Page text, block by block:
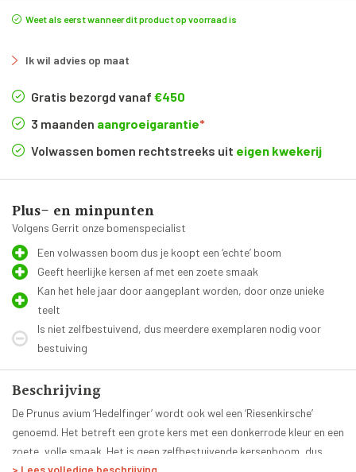
Weet als eerst wanneer dit product op voorraad is
Ik wil advies op maat
Gratis bezorgd vanaf €450
3 maanden aangroeigarantie*
Volwassen bomen rechtstreeks uit eigen kwekerij
Plus- en minpunten
Volgens Gerrit onze bomenspecialist
Een volwassen boom dus je koopt een ‘echte’ boom
Geeft heerlijke kersen af met een zoete smaak
Kan het hele jaar door aangeplant worden, door onze unieke
teelt
Is niet zelfbestuivend, dus meerdere exemplaren nodig voor
bestuiving
Beschrijving
De Prunus avium ‘Hedelfinger’ wordt ook wel een ‘Riesenkirsche’
genoemd. Het betreft een grote kers met een donkerrode kleur en een
zoete, volle smaak. Het is geen zelfbestuivende kersenboom, dus